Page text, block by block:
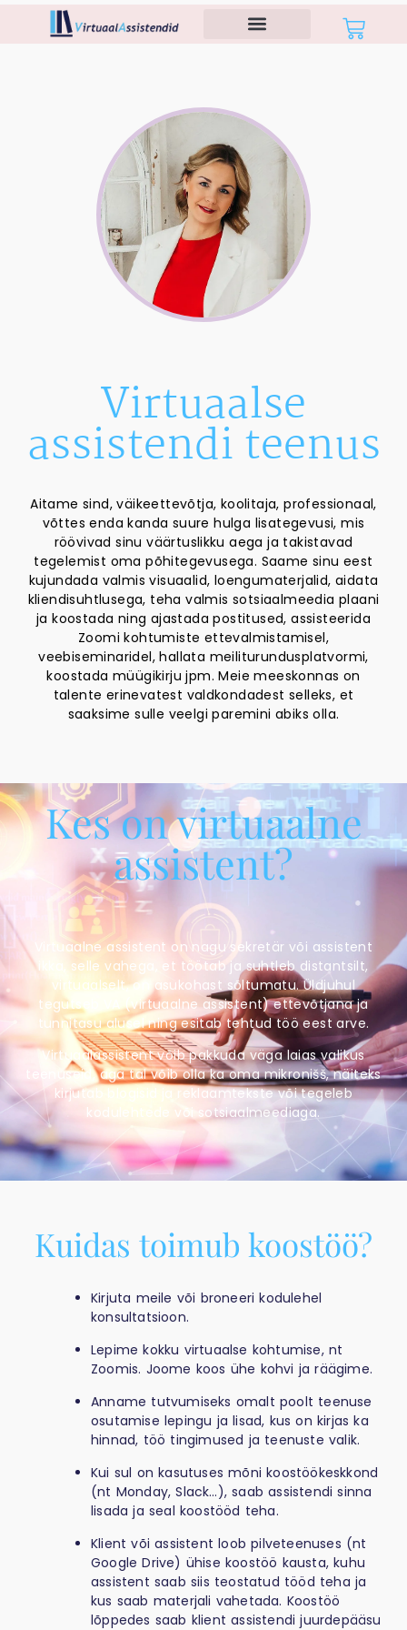
Virtuaalse
assistendi teenus
Aitame sind, väikeettevõtja, koolitaja, professionaal,
võttes enda kanda suure hulga lisategevusi, mis
röövivad sinu väärtuslikku aega ja takistavad
tegelemist oma põhitegevusega. Saame sinu eest
kujundada valmis visuaalid, loengumaterjalid, aidata
kliendisuhtlusega, teha valmis sotsiaalmeedia plaani
ja koostada ning ajastada postitused, assisteerida
Zoomi kohtumiste ettevalmistamisel,
veebiseminaridel, hallata meiliturundusplatvormi,
koostada müügikirju jpm. Meie meeskonnas on
talente erinevatest valdkondadest selleks, et
saaksime sulle veelgi paremini abiks olla.
Kes on virtuaalne
assistent?
Virtuaalne assistent on nagu sekretär või assistent
ikka, selle vahega, et töötab ja suhtleb distantsilt,
virtuaalselt, on asukohast sõltumatu. Üldjuhul
tegutseb VA (virtuaalne assistent) ettevõtjana ja
tunnitasu alusel ning esitab tehtud töö eest arve.
Virtuaalassistent võib pakkuda väga laias valikus
teenuseid, aga tal võib olla ka oma mikronišš, näiteks
kirjutab blogisid ja reklaamtekste või tegeleb
kodulehtede või sotsiaalmeediaga.
Kuidas toimub koostöö?
Kirjuta meile või broneeri kodulehel
konsultatsioon.
Lepime kokku virtuaalse kohtumise, nt
Zoomis. Joome koos ühe kohvi ja räägime.
Anname tutvumiseks omalt poolt teenuse
osutamise lepingu ja lisad, kus on kirjas ka
hinnad, töö tingimused ja teenuste valik.
Kui sul on kasutuses mõni koostöökeskkond
(nt Monday, Slack…), saab assistendi sinna
lisada ja seal koostööd teha.
Klient või assistent loob pilveteenuses (nt
Google Drive) ühise koostöö kausta, kuhu
assistent saab siis teostatud tööd teha ja
kus saab materjali vahetada. Koostöö
lõppedes saab klient assistendi juurdepääsu